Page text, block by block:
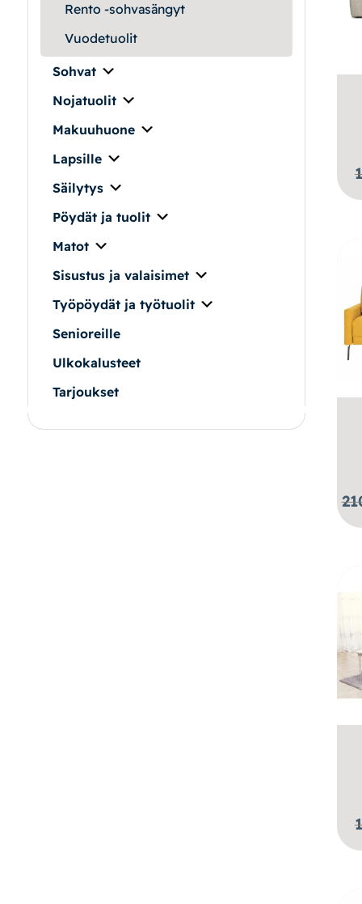
Ulkokalusteet
Valaisimet
Vuodesohvat
Senioreille
Rento -sohvasängyt
Vuodetuolit
Sohvat
Nojatuolit
Makuuhuone
Lapsille
Säilytys
Pöydät ja tuolit
Matot
Sisustus ja valaisimet
Työpöydät ja työtuolit
Senioreille
Ulkokalusteet
Tarjoukset